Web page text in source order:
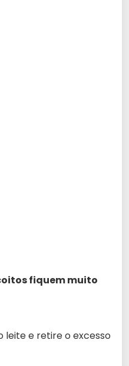
fiquem muito
leite e retire o excesso